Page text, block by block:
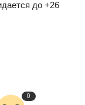
до +26
0